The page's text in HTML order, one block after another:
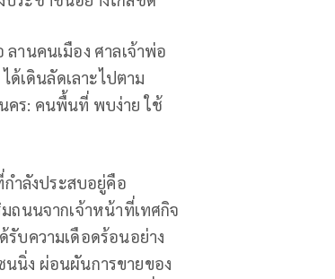
านคนเมือง ศาลเจ้าพ่อ
ด้เดินลัดเลาะไปตาม
คร: คนพื้นที่ พบง่าย ใช้
ำลังประสบอยู่คือ
ถนนจากเจ้าหน้าที่เทศกิจ
รับความเดือดร้อนอย่าง
นนิ่ง ผ่อนผันการขายของ